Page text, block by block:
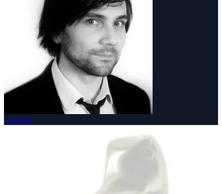
Concerts